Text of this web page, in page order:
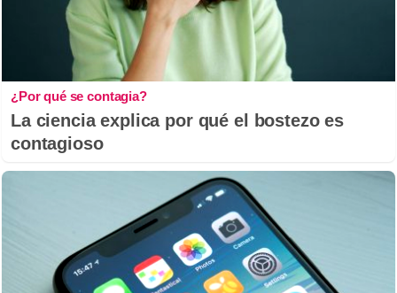
¿Por qué se contagia?
La ciencia explica por qué el bostezo es
contagioso